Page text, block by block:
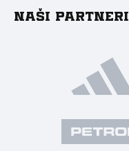
Naši partneri